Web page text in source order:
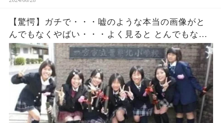
【驚愕】ガチで・・・嘘のような本当の画像がと
んでもなくやばい・・・よく見ると とんでもない
画像が衝撃的すぎる・・